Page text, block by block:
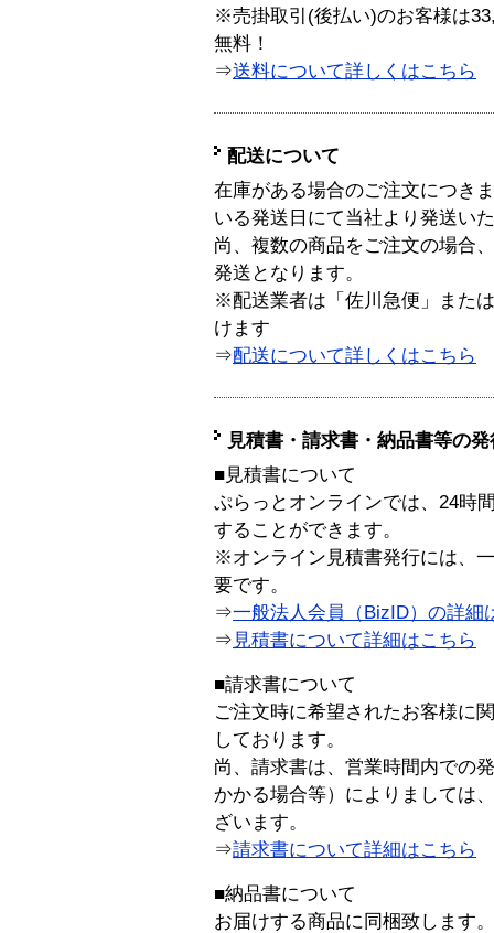
※売掛取引(後払い)のお客様は
無料！
⇒送料について詳しくはこちら
配送について
在庫がある場合のご注文につき
いる発送日にて当社より発送い
尚、複数の商品をご注文の場合
発送となります。
※配送業者は「佐川急便」また
けます
⇒配送について詳しくはこちら
見積書・請求書・納品書等の
■見積書について
ぷらっとオンラインでは、24時
することができます。
※オンライン見積書発行には、
要です。
⇒一般法人会員（BizID）の詳細
⇒ 見積書について詳細はこちら
■請求書について
ご注文時に希望されたお客様に
しております。
尚、請求書は、営業時間内での
かかる場合等）によりましては
ざいます。
⇒請求書について詳細はこちら
■納品書について
お届けする商品に同梱致します。